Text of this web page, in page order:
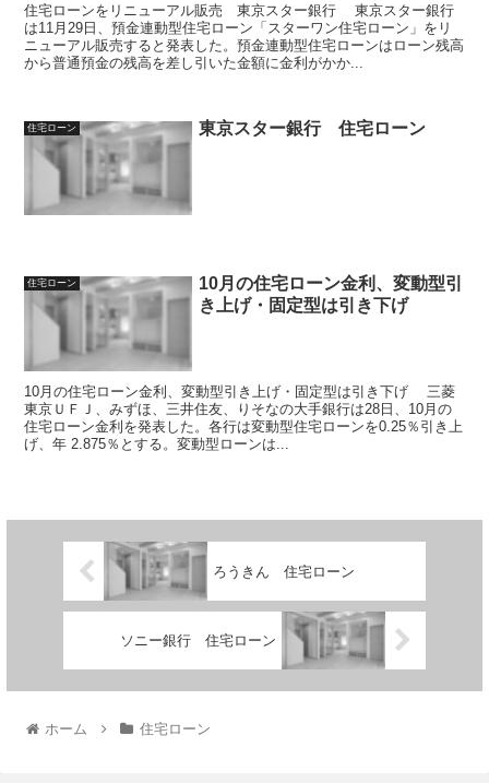
住宅ローンをリニューアル販売 東京スター銀行 東京スター銀行
は11月29日、預金連動型住宅ローン「スターワン住宅ローン」をリ
ニューアル販売すると発表した。預金連動型住宅ローンはローン残高
から普通預金の残高を差し引いた金額に金利がかか...
住宅ローン 東京スター銀行 住宅ローン
住宅ローン
10月の住宅ローン金利、変動型引
き上げ・固定型は引き下げ
10月の住宅ローン金利、変動型引き上げ・固定型は引き下げ 三菱
東京ＵＦＪ、みずほ、三井住友、りそなの大手銀行は28日、10月の
住宅ローン金利を発表した。各行は変動型住宅ローンを0.25％引き上
げ、年 2.875％とする。変動型ローンは...
ろうきん 住宅ローン
ソニー銀行 住宅ローン
ホーム 住宅ローン